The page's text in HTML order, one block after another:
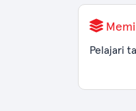
Pelajari